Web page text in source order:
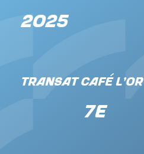
2025
Transat Café L'Or
7e